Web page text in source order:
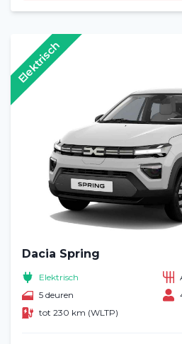
Dacia Spring
Elektrisch
5 deuren
tot 230 km (WLTP)
Elektrisch